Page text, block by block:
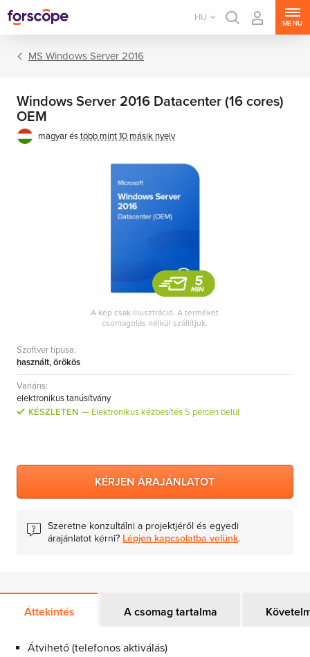
HU
MENU
MS Windows Server
MS Skype for Business Server
MS System Center
Server CALs
MS Windows Server 2016
Windows Server 2016 Datacenter (16 cores)
OEM
magyar éstöbb mint 10 másik nyelv
A kép csak illusztráció. A terméket
csomagolás nélkül szállítjuk.
Szoftver típusa:
használt, örökös
Variáns:
elektronikus tanúsítvány
KÉSZLETEN
Elektronikus kézbesítés 5 percen belül
KÉRJEN ÁRAJÁNLATOT
Szeretne konzultálni a projektjéről és egyedi
árajánlatot kérni? Lépjen kapcsolatba velünk.
Áttekintés A csomag tartalma
Átvihető (telefonos aktiválás)